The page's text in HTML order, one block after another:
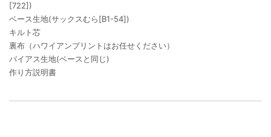
[722])
ベース生地(サックスむら[B1-54])
キルト芯
裏布（ハワイアンプリントはお任せください）
バイアス生地(ベースと同じ)
作り方説明書